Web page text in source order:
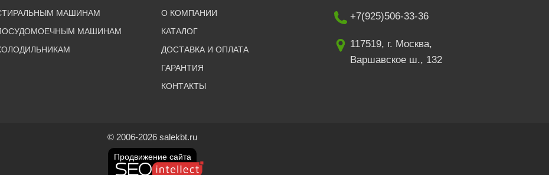
МАШИНАМ
МАШИНАМ
О КОМПАНИИ
КАТАЛОГ
ДОСТАВКА И ОПЛАТА
ГАРАНТИЯ
КОНТАКТЫ
+7(925)506-33-36
117519, г. Москва,
Варшавское ш., 132
© 2006-2026 salekbt.ru
Продвижение сайта